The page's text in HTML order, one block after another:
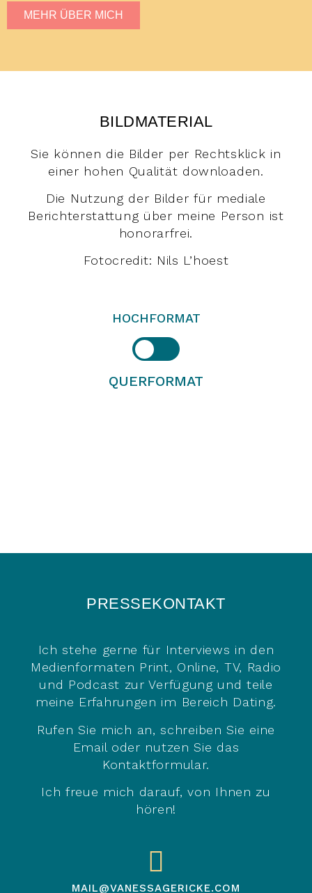
MEHR ÜBER MICH
BILDMATERIAL
Sie können die Bilder per Rechtsklick in
einer hohen Qualität downloaden.
Die Nutzung der Bilder für mediale
Berichterstattung über meine Person ist
honorarfrei.
Fotocredit: Nils L’hoest
HOCHFORMAT
QUERFORMAT
PRESSEKONTAKT
Ich stehe gerne für Interviews in den
Medienformaten Print, Online, TV, Radio
und Podcast zur Verfügung und teile
meine Erfahrungen im Bereich Dating.
Rufen Sie mich an, schreiben Sie eine
Email oder nutzen Sie das
Kontaktformular.
Ich freue mich darauf, von Ihnen zu
hören!
MAIL@VANESSAGERICKE.COM